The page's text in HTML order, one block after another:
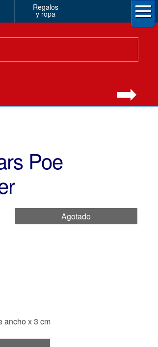
Regalos
y ropa
Poe
Agotado
ancho x 3 cm